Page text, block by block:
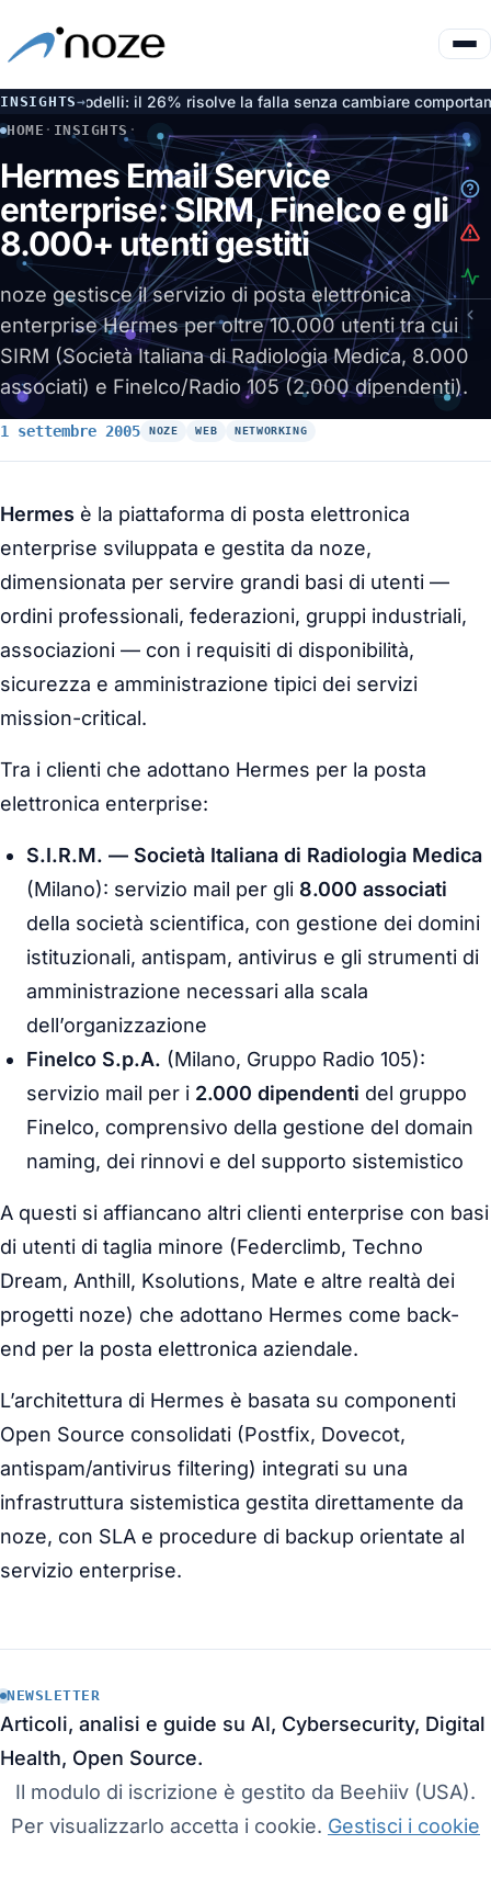
INSIGHTS→
dai modelli: il 26% risolve la falla senza cambiare
HOME · INSIGHTS ·
HERMES EMAIL SERVICE ENTERPRISE: SIRM, FINELCO E
Hermes Email Service
enterprise: SIRM, Finelco e gli
8.000+ utenti gestiti
noze gestisce il servizio di posta elettronica
enterprise Hermes per oltre 10.000 utenti tra cui
SIRM (Società Italiana di Radiologia Medica, 8.000
associati) e Finelco/Radio 105 (2.000 dipendenti).
1 settembre 2005 NOZE WEB NETWORKING
Hermes è la piattaforma di posta elettronica
enterprise sviluppata e gestita da noze,
dimensionata per servire grandi basi di utenti —
ordini professionali, federazioni, gruppi industriali,
associazioni — con i requisiti di disponibilità,
sicurezza e amministrazione tipici dei servizi
mission-critical.
Tra i clienti che adottano Hermes per la posta
elettronica enterprise:
S.I.R.M. — Società Italiana di Radiologia Medica
(Milano): servizio mail per gli 8.000 associati
della società scientifica, con gestione dei domini
istituzionali, antispam, antivirus e gli strumenti di
amministrazione necessari alla scala
dell’organizzazione
Finelco S.p.A. (Milano, Gruppo Radio 105):
servizio mail per i 2.000 dipendenti del gruppo
Finelco, comprensivo della gestione del domain
naming, dei rinnovi e del supporto sistemistico
A questi si affiancano altri clienti enterprise con basi
di utenti di taglia minore (Federclimb, Techno
Dream, Anthill, Ksolutions, Mate e altre realtà dei
progetti noze) che adottano Hermes come back-
end per la posta elettronica aziendale.
L’architettura di Hermes è basata su componenti
Open Source consolidati (Postfix, Dovecot,
antispam/antivirus filtering) integrati su una
infrastruttura sistemistica gestita direttamente da
noze, con SLA e procedure di backup orientate al
servizio enterprise.
NEWSLETTER
Articoli, analisi e guide su AI, Cybersecurity, Digital
Health, Open Source.
Il modulo di iscrizione è gestito da Beehiiv (USA).
Per visualizzarlo accetta i cookie. Gestisci i cookie